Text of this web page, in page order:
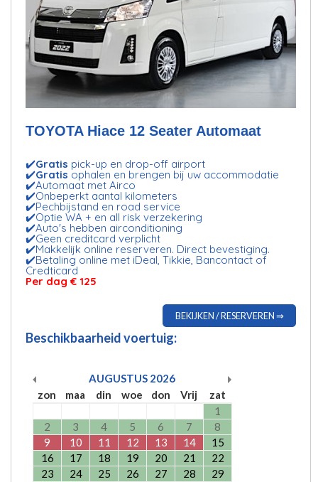
TOYOTA Hiace 12 Seater Automaat
✔️Gratis pick-up en drop-off airport
✔️Gratis ophalen en brengen bij uw accommodatie
✔️Automaat met Airco
✔️Onbeperkt aantal kilometers
✔️Pechbijstand en road service
✔️Optie WA + en all risk verzekering
✔️Auto's hebben airconditioning
✔️Geen creditcard verplicht
✔️Makkelijk online reserveren. Direct bevestiging.
✔️Betaling online met iDeal, Tikkie, Bancontact of
Credticard
Per dag € 125
BEKIJKEN / RESERVEREN ⇒
Beschikbaarheid voertuig:
AUGUSTUS 2026
zon
maa din woe don Vrij
zat
1
2
3 4 5 6 7
8
9
10 11 12 13 14
15
16
17 18 19 20 21
22
23
24 25 26 27 28
29